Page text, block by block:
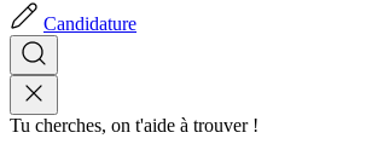
Candidature
Tu cherches, on t'aide à trouver !